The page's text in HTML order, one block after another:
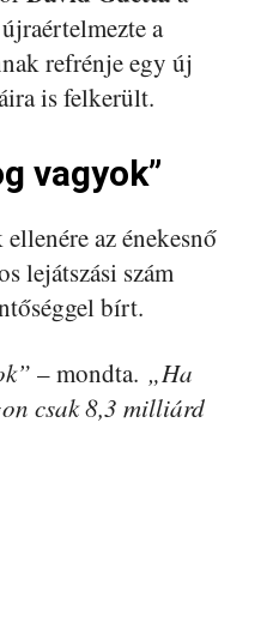
a
refrénje egy új
is felkerült.
vagyok”
az énekesnő
lejátszási szám
bírt.
– mondta. „Ha
csak 8,3 milliárd